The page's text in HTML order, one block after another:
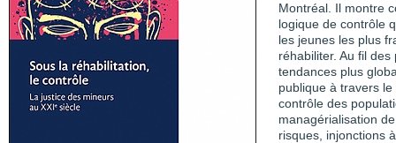
Montréal. Il montre
logique de contrôle
les jeunes les plus
réhabiliter. Au fil
tendances plus
publique à travers
contrôle des
managérialisation
risques, injonctions